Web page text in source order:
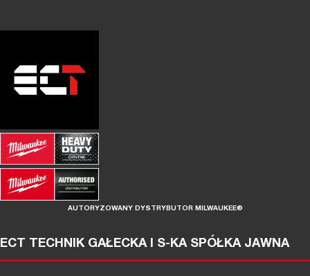
AUTORYZOWANY DYSTRYBUTOR MILWAUKEE®
ECT TECHNIK GAŁECKA I S-KA SPÓŁKA JAWNA